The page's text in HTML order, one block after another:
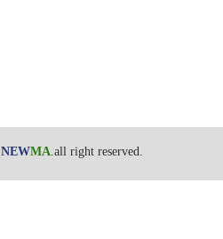
NEWMA.all right reserved.